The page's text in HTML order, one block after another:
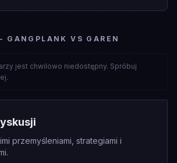
GANGPLANK VS GAREN
jest chwilowo niedostępny. Spróbuj
przemyśleniami, strategiami i